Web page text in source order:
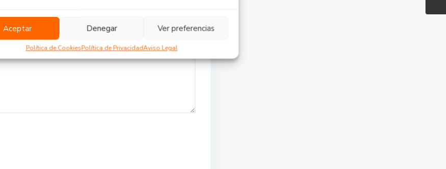
Aceptar Denegar Ver preferencias
Política de CookiesPolítica de PrivacidadAviso Legal